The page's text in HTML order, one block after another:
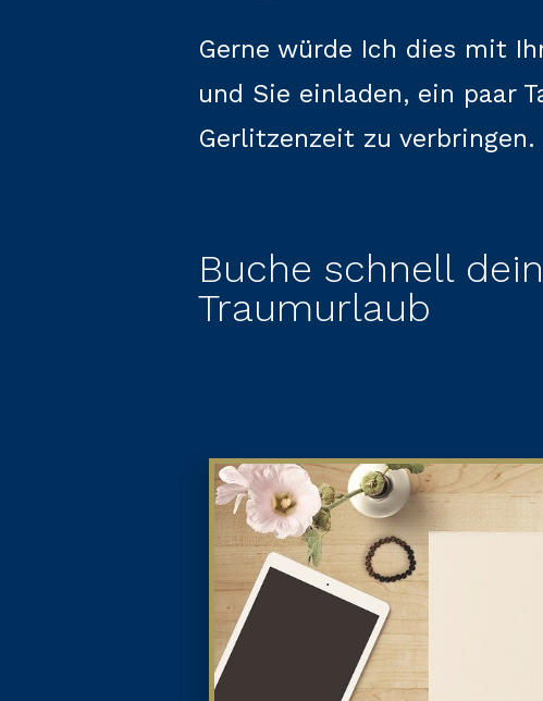
Gerne würde Ich dies mit
und Sie einladen, ein paar
Gerlitzenzeit zu verbringen.
Buche schnell
Traumurlaub